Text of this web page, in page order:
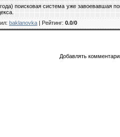
поисковая система уже завоевавшая
: baklanovka | Рейтинг: 0.0/0
Добавлять